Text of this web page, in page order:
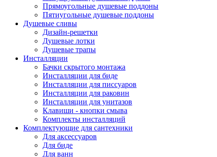
Прямоугольные душевые поддоны
Пятиугольные душевые поддоны
Душевые сливы
Дизайн-решетки
Душевые лотки
Душевые трапы
Инсталляции
Бачки скрытого монтажа
Инсталляции для биде
Инсталляции для писсуаров
Инсталляции для раковин
Инсталляции для унитазов
Клавиши - кнопки смыва
Комплекты инсталляций
Комплектующие для сантехники
Для аксессуаров
Для биде
Для ванн